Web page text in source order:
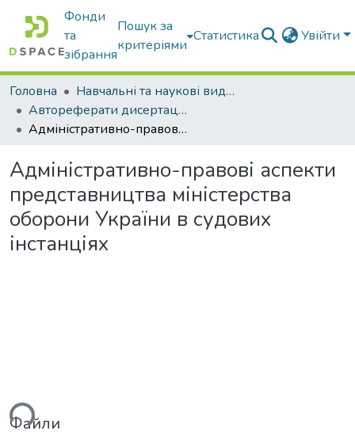
Фонди
та
зібрання
Пошук за
критеріями
Статистика Увійти
Головна
Навчальні та наукові видання
Автореферати дисертацій та дисертації
Адміністративно-правові аспекти представництва міністерства оборони України в судових інстанціях
Адміністративно-правові аспекти
представництва міністерства
оборони України в судових
інстанціях
Файли